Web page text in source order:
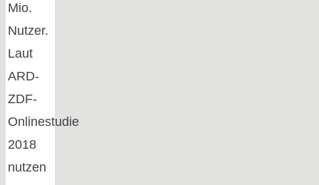
Mio.
Nutzer.
Laut
ARD-
ZDF-
Onlinestudie
2018
nutzen